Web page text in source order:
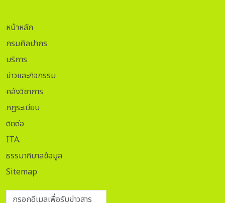
หน้าหลัก
กรมศิลปากร
บริการ
ข่าวและกิจกรรม
คลังวิชาการ
กฏระเบียบ
ติดต่อ
ITA.
ธรรมาภิบาลข้อมูล
Sitemap
กรอกอีเมลเพื่อรับข่าวสาร